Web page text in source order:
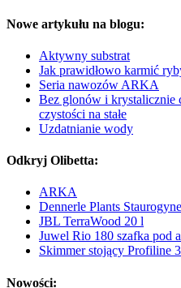
Nowe artykułu na blogu:
Aktywny substrat
Jak prawidłowo karmić
Seria nawozów ARKA
Bez glonów i krystalicznie
czystości na stałe
Uzdatnianie wody
Odkryj Olibetta:
ARKA
Dennerle Plants
JBL TerraWood 20 l
Juwel Rio 180 szafka pod
Skimmer stojący Profiline
Nowości: